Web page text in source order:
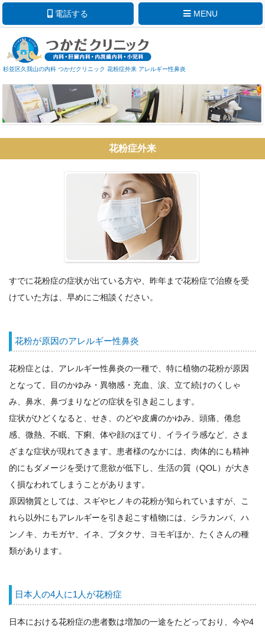
電話する MENU
杉並区久我山の内科 つかだクリニック 花粉症外来 アレルギー性鼻炎
花粉症外来
すでに花粉症の症状が出ている方や、昨年まで花粉症で治療を受
けていた方は、早めにご相談ください。
花粉が原因のアレルギー性鼻炎
花粉症とは、アレルギー性鼻炎の一種で、特に植物の花粉が原因
となって、目のかゆみ・異物感・充血、涙、立て続けのくしゃ
み、鼻水、鼻づまりなどの症状を引き起こします。
症状がひどくなると、せき、のどや皮膚のかゆみ、頭痛、倦怠
感、微熱、不眠、下痢、体や顔のほてり、イライラ感など、さま
ざまな症状が現れてきます。患者様のなかには、肉体的にも精神
的にもダメージを受けて意欲が低下し、生活の質（QOL）が大き
く損なわれてしまうことがあります。
原因物質としては、スギやヒノキの花粉が知られていますが、こ
れら以外にもアレルギーを引き起こす植物には、シラカンバ、ハ
ンノキ、カモガヤ、イネ、ブタクサ、ヨモギほか、たくさんの種
類があります。
日本人の4人に1人が花粉症
日本における花粉症の患者数は増加の一途をたどっており、今や4